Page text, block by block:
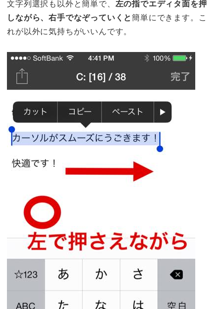
文字列選択も以外と簡単で、 左の指でエディタ面を押
しながら、右手でなぞっていくと簡単にできます。こ
れが以外に気持ちがいいんです。